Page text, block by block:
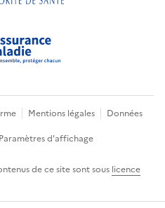
Mentions légales
Données
Paramètres d'affichage
de ce site sont sous licence